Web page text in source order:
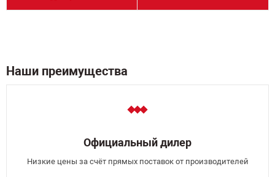
Наши преимущества
Официальный дилер
Низкие цены за счёт прямых поставок от производителей